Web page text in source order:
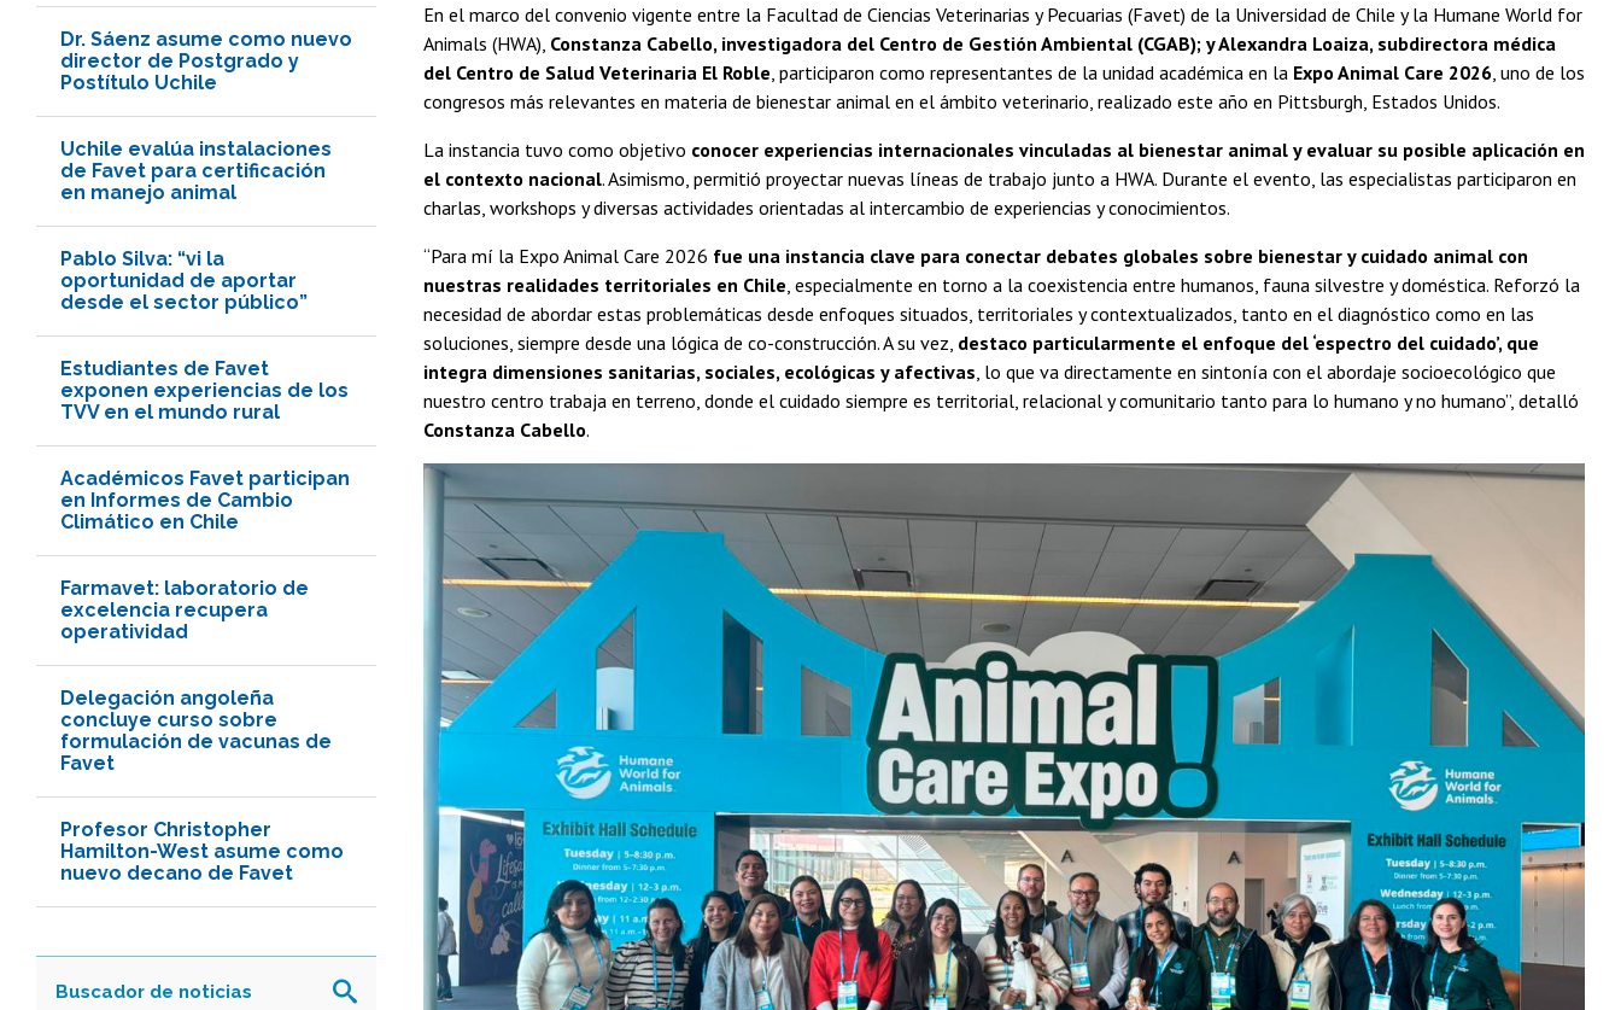
Dr. Sáenz asume como nuevo
director de Postgrado y
Postítulo Uchile
Uchile evalúa instalaciones
de Favet para certificación
en manejo animal
Pablo Silva: “vi la
oportunidad de aportar
desde el sector público”
Estudiantes de Favet
exponen experiencias de los
TVV en el mundo rural
Académicos Favet participan
en Informes de Cambio
Climático en Chile
Farmavet: laboratorio de
excelencia recupera
operatividad
Delegación angoleña
concluye curso sobre
formulación de vacunas de
Favet
Profesor Christopher
Hamilton-West asume como
nuevo decano de Favet
En el marco del convenio vigente entre la Facultad de Ciencias Veterinarias y Pecuarias (Favet) de la Universidad de Chile y la Humane World for
Animals (HWA), Constanza Cabello, investigadora del Centro de Gestión Ambiental (CGAB); y Alexandra Loaiza, subdirectora médica
del Centro de Salud Veterinaria El Roble , participaron como representantes de la unidad académica en la Expo Animal Care 2026 , uno de los
congresos más relevantes en materia de bienestar animal en el ámbito veterinario, realizado este año en Pittsburgh, Estados Unidos.
La instancia tuvo como objetivo conocer experiencias internacionales vinculadas al bienestar animal y evaluar su posible aplicación en
el contexto nacional. Asimismo, permitió proyectar nuevas líneas de trabajo junto a HWA. Durante el evento, las especialistas participaron en
charlas, workshops y diversas actividades orientadas al intercambio de experiencias y conocimientos.
“Para mí la Expo Animal Care 2026 fue una instancia clave para conectar debates globales sobre bienestar y cuidado animal con
nuestras realidades territoriales en Chile , especialmente en torno a la coexistencia entre humanos, fauna silvestre y doméstica. Reforzó la
necesidad de abordar estas problemáticas desde enfoques situados, territoriales y contextualizados, tanto en el diagnóstico como en las
soluciones, siempre desde una lógica de co-construcción. A su vez, destaco particularmente el enfoque del ‘espectro del cuidado’, que
integra dimensiones sanitarias, sociales, ecológicas y afectivas , lo que va directamente en sintonía con el abordaje socioecológico que
nuestro centro trabaja en terreno, donde el cuidado siempre es territorial, relacional y comunitario tanto para lo humano y no humano”, detalló
Constanza Cabello.